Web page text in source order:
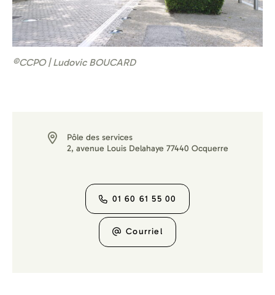
©CCPO | Ludovic BOUCARD
Pôle des services
2, avenue Louis Delahaye 77440 Ocquerre
01 60 61 55 00
Courriel